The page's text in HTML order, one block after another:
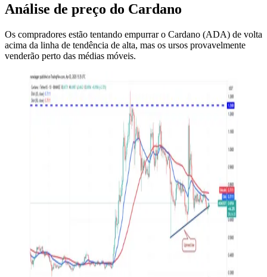
Análise de preço do Cardano
Os compradores estão tentando empurrar o Cardano (ADA) de volta
acima da linha de tendência de alta, mas os ursos provavelmente
venderão perto das médias móveis.